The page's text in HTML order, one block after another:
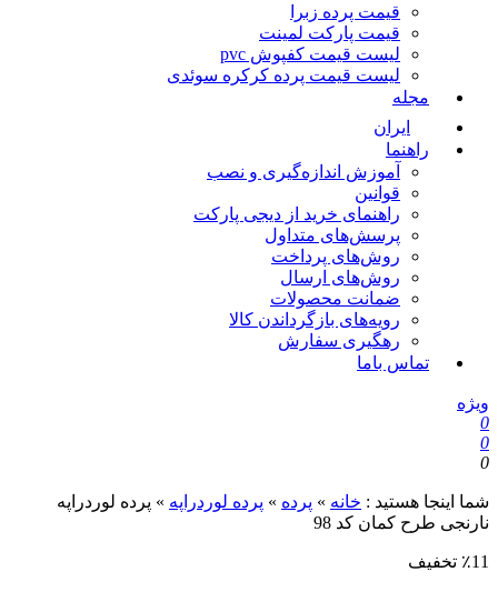
قیمت پرده زبرا
قیمت پارکت لمینت
لیست قیمت کفپوش pvc
لیست قیمت پرده کرکره سوئدی
مجله
ایران
راهنما
آموزش اندازه‌گیری و نصب
قوانین
راهنمای خرید از دیجی پارکت
پرسش‌های متداول
روش‌های پرداخت
روش‌های ارسال
ضمانت محصولات
رویه‌های بازگرداندن کالا
رهگیری سفارش
تماس باما
اینجا هستید : خانه»پرده»پرده لوردراپه»پرده لوردراپه
طرح کمان کد 98
تخفیف